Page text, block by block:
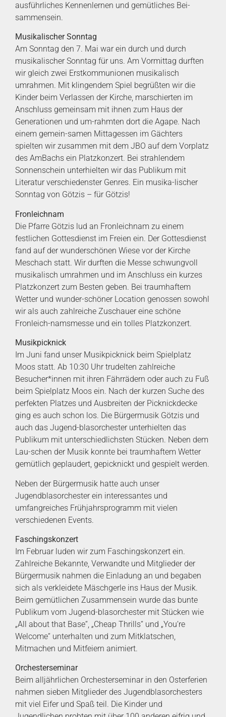
ausführliches Kennenlernen und gemütliches Bei-
sammensein.
Musikalischer Sonntag
Am Sonntag den 7. Mai war ein durch und durch
musikalischer Sonntag für uns. Am Vormittag durften
wir gleich zwei Erstkommunionen musikalisch
umrahmen. Mit klingendem Spiel begrüßten wir die
Kinder beim Verlassen der Kirche, marschierten im
Anschluss gemeinsam mit ihnen zum Haus der
Generationen und um-rahmten dort die Agape. Nach
einem gemein-samen Mittagessen im Gächters
spielten wir zusammen mit dem JBO auf dem Vorplatz
des AmBachs ein Platzkonzert. Bei strahlendem
Sonnenschein unterhielten wir das Publikum mit
Literatur verschiedenster Genres. Ein musika-lischer
Sonntag von Götzis – für Götzis!
Fronleichnam
Die Pfarre Götzis lud an Fronleichnam zu einem
festlichen Gottesdienst im Freien ein. Der Gottesdienst
fand auf der wunderschönen Wiese vor der Kirche
Meschach statt. Wir durften die Messe schwungvoll
musikalisch umrahmen und im Anschluss ein kurzes
Platzkonzert zum Besten geben. Bei traumhaftem
Wetter und wunder-schöner Location genossen sowohl
wir als auch zahlreiche Zuschauer eine schöne
Fronleich-namsmesse und ein tolles Platzkonzert.
Musikpicknick
Im Juni fand unser Musikpicknick beim Spielplatz
Moos statt. Ab 10:30 Uhr trudelten zahlreiche
Besucher*innen mit ihren Fährrädern oder auch zu Fuß
beim Spielplatz Moos ein. Nach der kurzen Suche des
perfekten Platzes und Ausbreiten der Picknickdecke
ging es auch schon los. Die Bürgermusik Götzis und
auch das Jugend-blasorchester unterhielten das
Publikum mit unterschiedlichsten Stücken. Neben dem
Lau-schen der Musik konnte bei traumhaftem Wetter
gemütlich geplaudert, gepicknickt und gespielt werden.
Neben der Bürgermusik hatte auch unser
Jugendblasorchester ein interessantes und
umfangreiches Frühjahrsprogramm mit vielen
verschiedenen Events.
Faschingskonzert
Im Februar luden wir zum Faschingskonzert ein.
Zahlreiche Bekannte, Verwandte und Mitglieder der
Bürgermusik nahmen die Einladung an und begaben
sich als verkleidete Mäschgerle ins Haus der Musik.
Beim gemütlichen Zusammensein wurde das bunte
Publikum vom Jugend-blasorchester mit Stücken wie
„All about that Base“, „Cheap Thrills“ und „You‘re
Welcome“ unterhalten und zum Mitklatschen,
Mitmachen und Mitfeiern animiert.
Orchesterseminar
Beim alljährlichen Orchesterseminar in den Osterferien
nahmen sieben Mitglieder des Jugendblasorchesters
mit viel Eifer und Spaß teil. Die Kinder und